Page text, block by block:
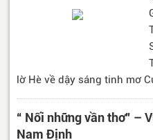
lờ Hè về dậy sáng tinh mơ
“ Nối những vần thơ” –
Nam Định